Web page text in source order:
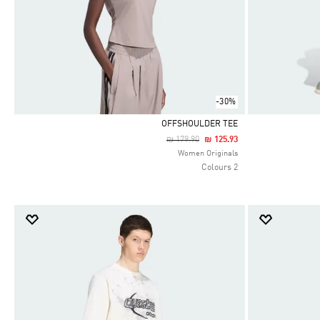
-30%
Selected
OFFSHOULDER TEE
Price Reduced From
₪ 179.90To₪ 125.93
Women Originals
2 Colours